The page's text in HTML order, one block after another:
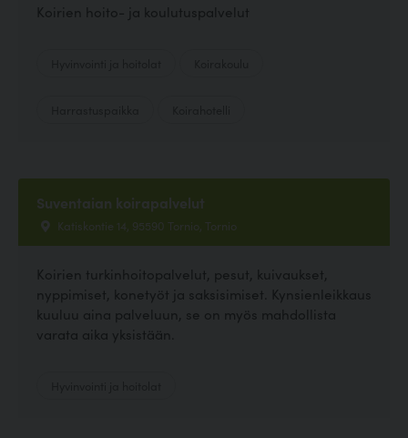
Koirien hoito- ja koulutuspalvelut
Suventaian koirapalvelut
Katiskontie 14, 95590 Tornio, Tornio
Koirien turkinhoitopalvelut, pesut, kuivaukset,
nyppimiset, konetyöt ja saksisimiset. Kynsienleikkaus
kuuluu aina palveluun, se on myös mahdollista
varata aika yksistään.